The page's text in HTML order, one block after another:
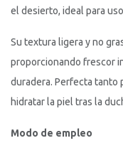
el desierto, ideal para
Su textura ligera y no
proporcionando frescor
duradera. Perfecta tanto
hidratar la piel tras la
Modo de empleo